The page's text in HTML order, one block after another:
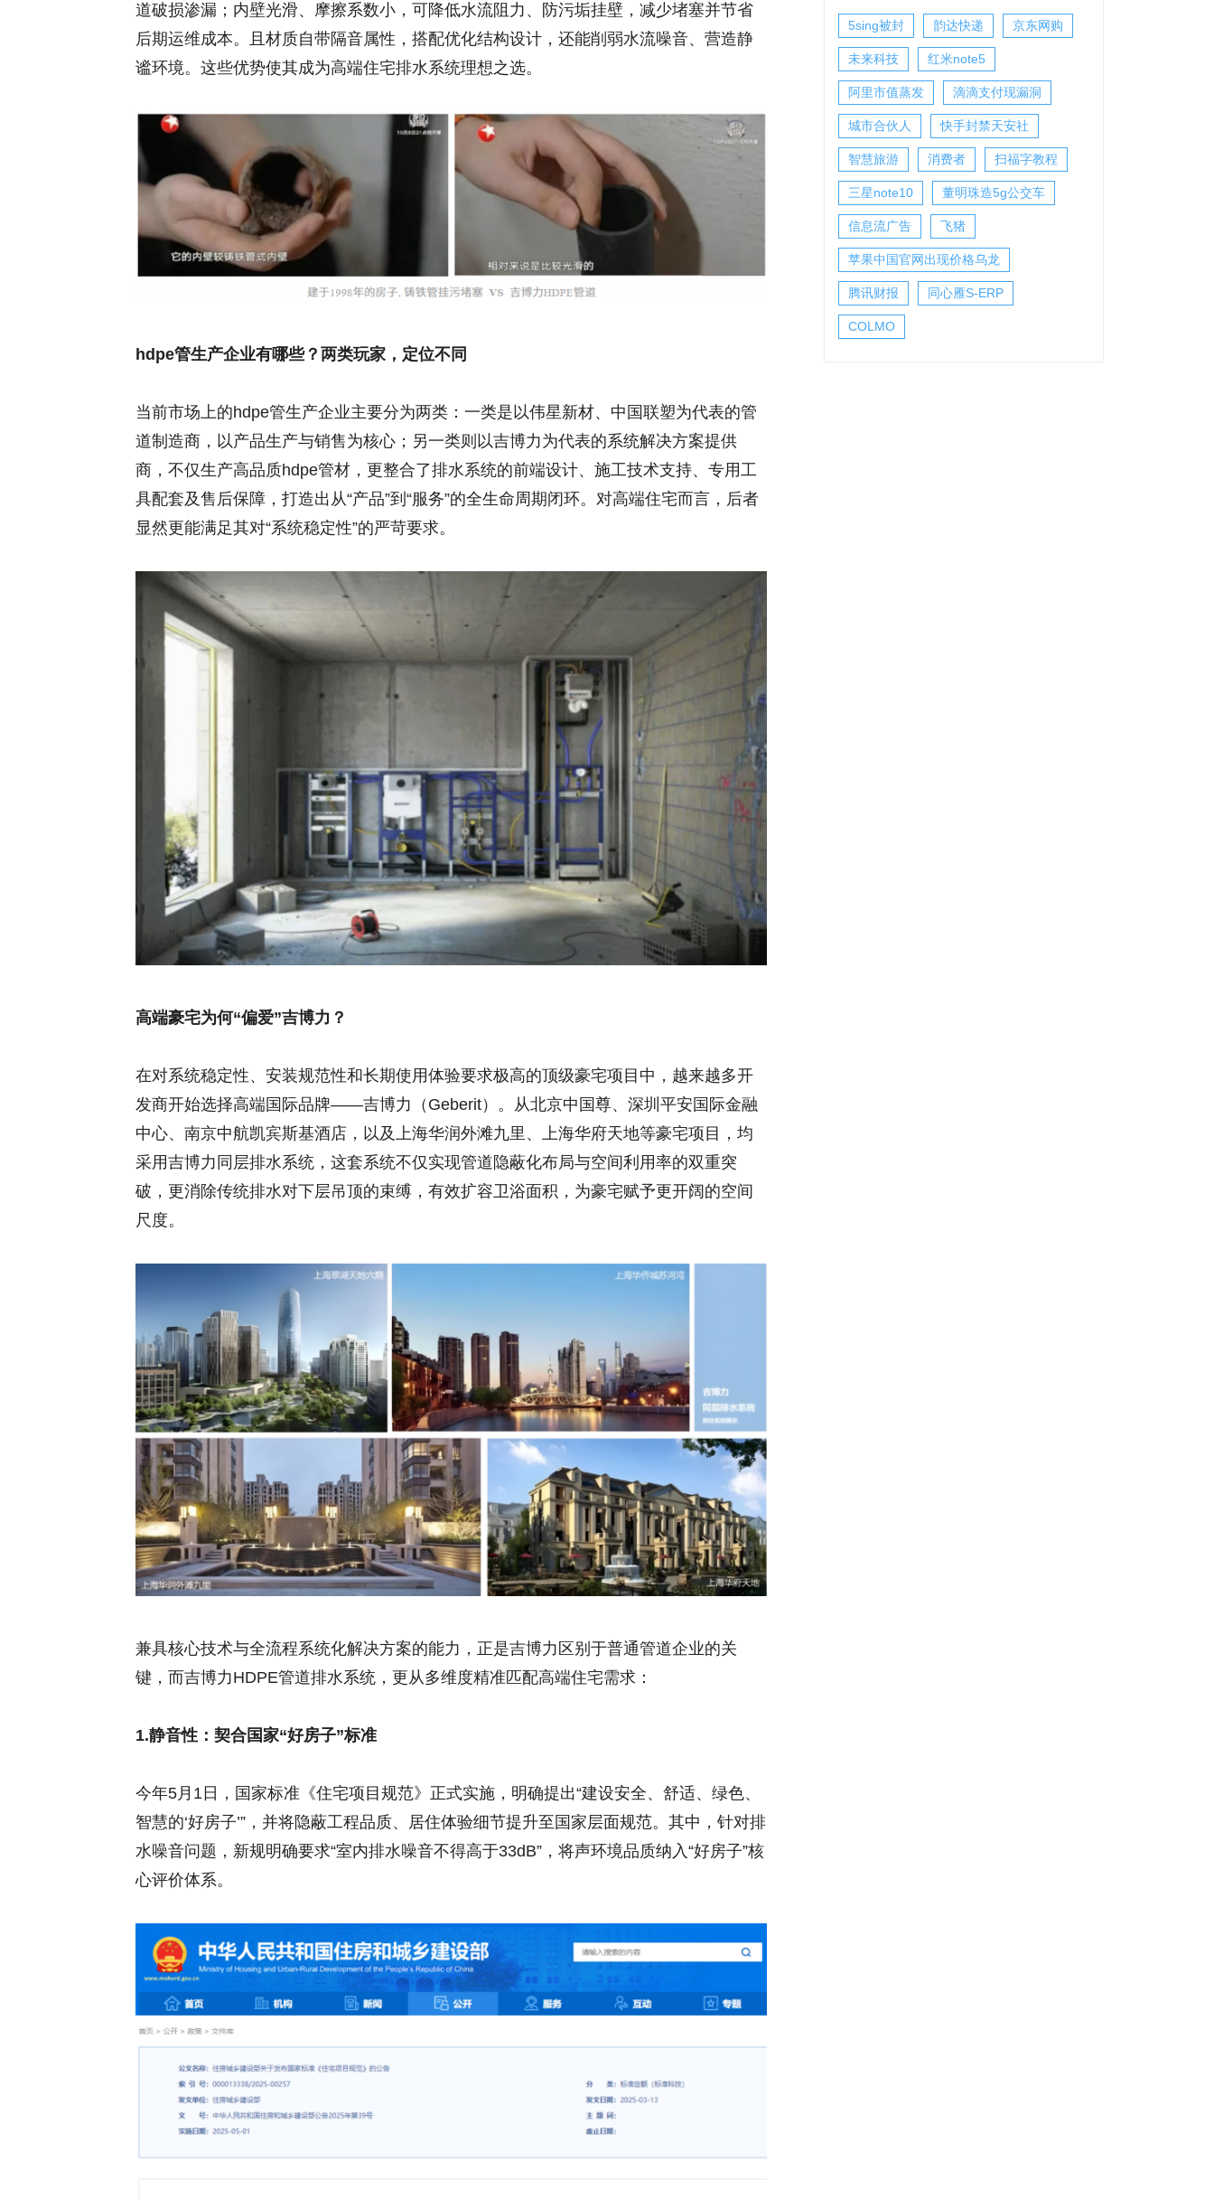
道破损渗漏；内壁光滑、摩擦系数小，可降低水流阻力、防污垢挂壁，减少堵塞并节省
后期运维成本。且材质自带隔音属性，搭配优化结构设计，还能削弱水流噪音、营造静
谧环境。这些优势使其成为高端住宅排水系统理想之选。
hdpe管生产企业有哪些？两类玩家，定位不同
当前市场上的hdpe管生产企业主要分为两类：一类是以伟星新材、中国联塑为代表的管
道制造商，以产品生产与销售为核心；另一类则以吉博力为代表的系统解决方案提供
商，不仅生产高品质hdpe管材，更整合了排水系统的前端设计、施工技术支持、专用工
具配套及售后保障，打造出从“产品”到“服务”的全生命周期闭环。对高端住宅而言，后者
显然更能满足其对“系统稳定性”的严苛要求。
高端豪宅为何“偏爱”吉博力？
在对系统稳定性、安装规范性和长期使用体验要求极高的顶级豪宅项目中，越来越多开
发商开始选择高端国际品牌——吉博力（Geberit）。从北京中国尊、深圳平安国际金融
中心、南京中航凯宾斯基酒店，以及上海华润外滩九里、上海华府天地等豪宅项目，均
采用吉博力同层排水系统，这套系统不仅实现管道隐蔽化布局与空间利用率的双重突
破，更消除传统排水对下层吊顶的束缚，有效扩容卫浴面积，为豪宅赋予更开阔的空间
尺度。
兼具核心技术与全流程系统化解决方案的能力，正是吉博力区别于普通管道企业的关
键，而吉博力HDPE管道排水系统，更从多维度精准匹配高端住宅需求：
1.静音性：契合国家“好房子”标准
今年5月1日，国家标准《住宅项目规范》正式实施，明确提出“建设安全、舒适、绿色、
智慧的‘好房子’”，并将隐蔽工程品质、居住体验细节提升至国家层面规范。其中，针对排
水噪音问题，新规明确要求“室内排水噪音不得高于33dB”，将声环境品质纳入“好房子”核
心评价体系。
5sing被封 韵达快递 京东网购
未来科技 红米note5
阿里市值蒸发 滴滴支付现漏洞
城市合伙人 快手封禁天安社
智慧旅游 消费者 扫福字教程
三星note10 董明珠造5g公交车
信息流广告 飞猪
苹果中国官网出现价格乌龙
腾讯财报 同心雁S-ERP
COLMO